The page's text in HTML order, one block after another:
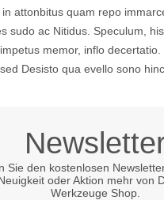
attonbitus quam repo
sudo ac Nitidus. Speculum,
memor, inflo
Desisto qua evello sono
Sie den kostenlosen
oder Aktion mehr von
Werkzeuge Shop.